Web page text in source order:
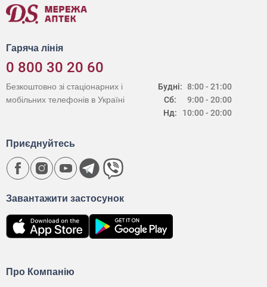
Гаряча лінія
0 800 30 20 60
Будні:
Сб:
Нд:
8:00 - 21:00
9:00 - 20:00
10:00 - 20:00
Безкоштовно зі стаціонарних і
мобільних телефонів в Україні
Про Компанію
Завантажити застосунок
Приєднуйтесь